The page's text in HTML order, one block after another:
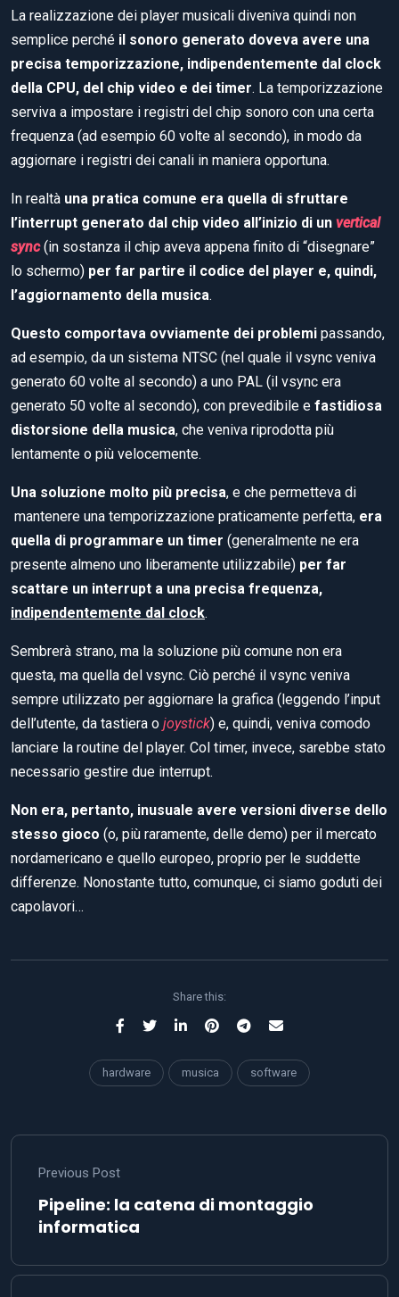
La realizzazione dei player musicali diveniva quindi non
semplice perché il sonoro generato doveva avere una
precisa temporizzazione, indipendentemente dal clock
della CPU, del chip video e dei timer. La temporizzazione
serviva a impostare i registri del chip sonoro con una certa
frequenza (ad esempio 60 volte al secondo), in modo da
aggiornare i registri dei canali in maniera opportuna.
In realtà una pratica comune era quella di sfruttare
l’interrupt generato dal chip video all’inizio di un vertical
sync(in sostanza il chip aveva appena finito di “disegnare”
lo schermo) per far partire il codice del player e, quindi,
l’aggiornamento della musica.
Questo comportava ovviamente dei problemi passando,
ad esempio, da un sistema NTSC (nel quale il vsync veniva
generato 60 volte al secondo) a uno PAL (il vsync era
generato 50 volte al secondo), con prevedibile e fastidiosa
distorsione della musica, che veniva riprodotta più
lentamente o più velocemente.
Una soluzione molto più precisa, e che permetteva di
mantenere una temporizzazione praticamente perfetta, era
quella di programmare un timer (generalmente ne era
presente almeno uno liberamente utilizzabile) per far
scattare un interrupt a una precisa frequenza,
indipendentemente dal clock.
Sembrerà strano, ma la soluzione più comune non era
questa, ma quella del vsync. Ciò perché il vsync veniva
sempre utilizzato per aggiornare la grafica (leggendo l’input
dell’utente, da tastiera o joystick) e, quindi, veniva comodo
lanciare la routine del player. Col timer, invece, sarebbe stato
necessario gestire due interrupt.
Non era, pertanto, inusuale avere versioni diverse dello
stesso gioco (o, più raramente, delle demo) per il mercato
nordamericano e quello europeo, proprio per le suddette
differenze. Nonostante tutto, comunque, ci siamo goduti dei
capolavori…
Share this:
hardware musica software
Previous Post
Pipeline: la catena di montaggio
informatica